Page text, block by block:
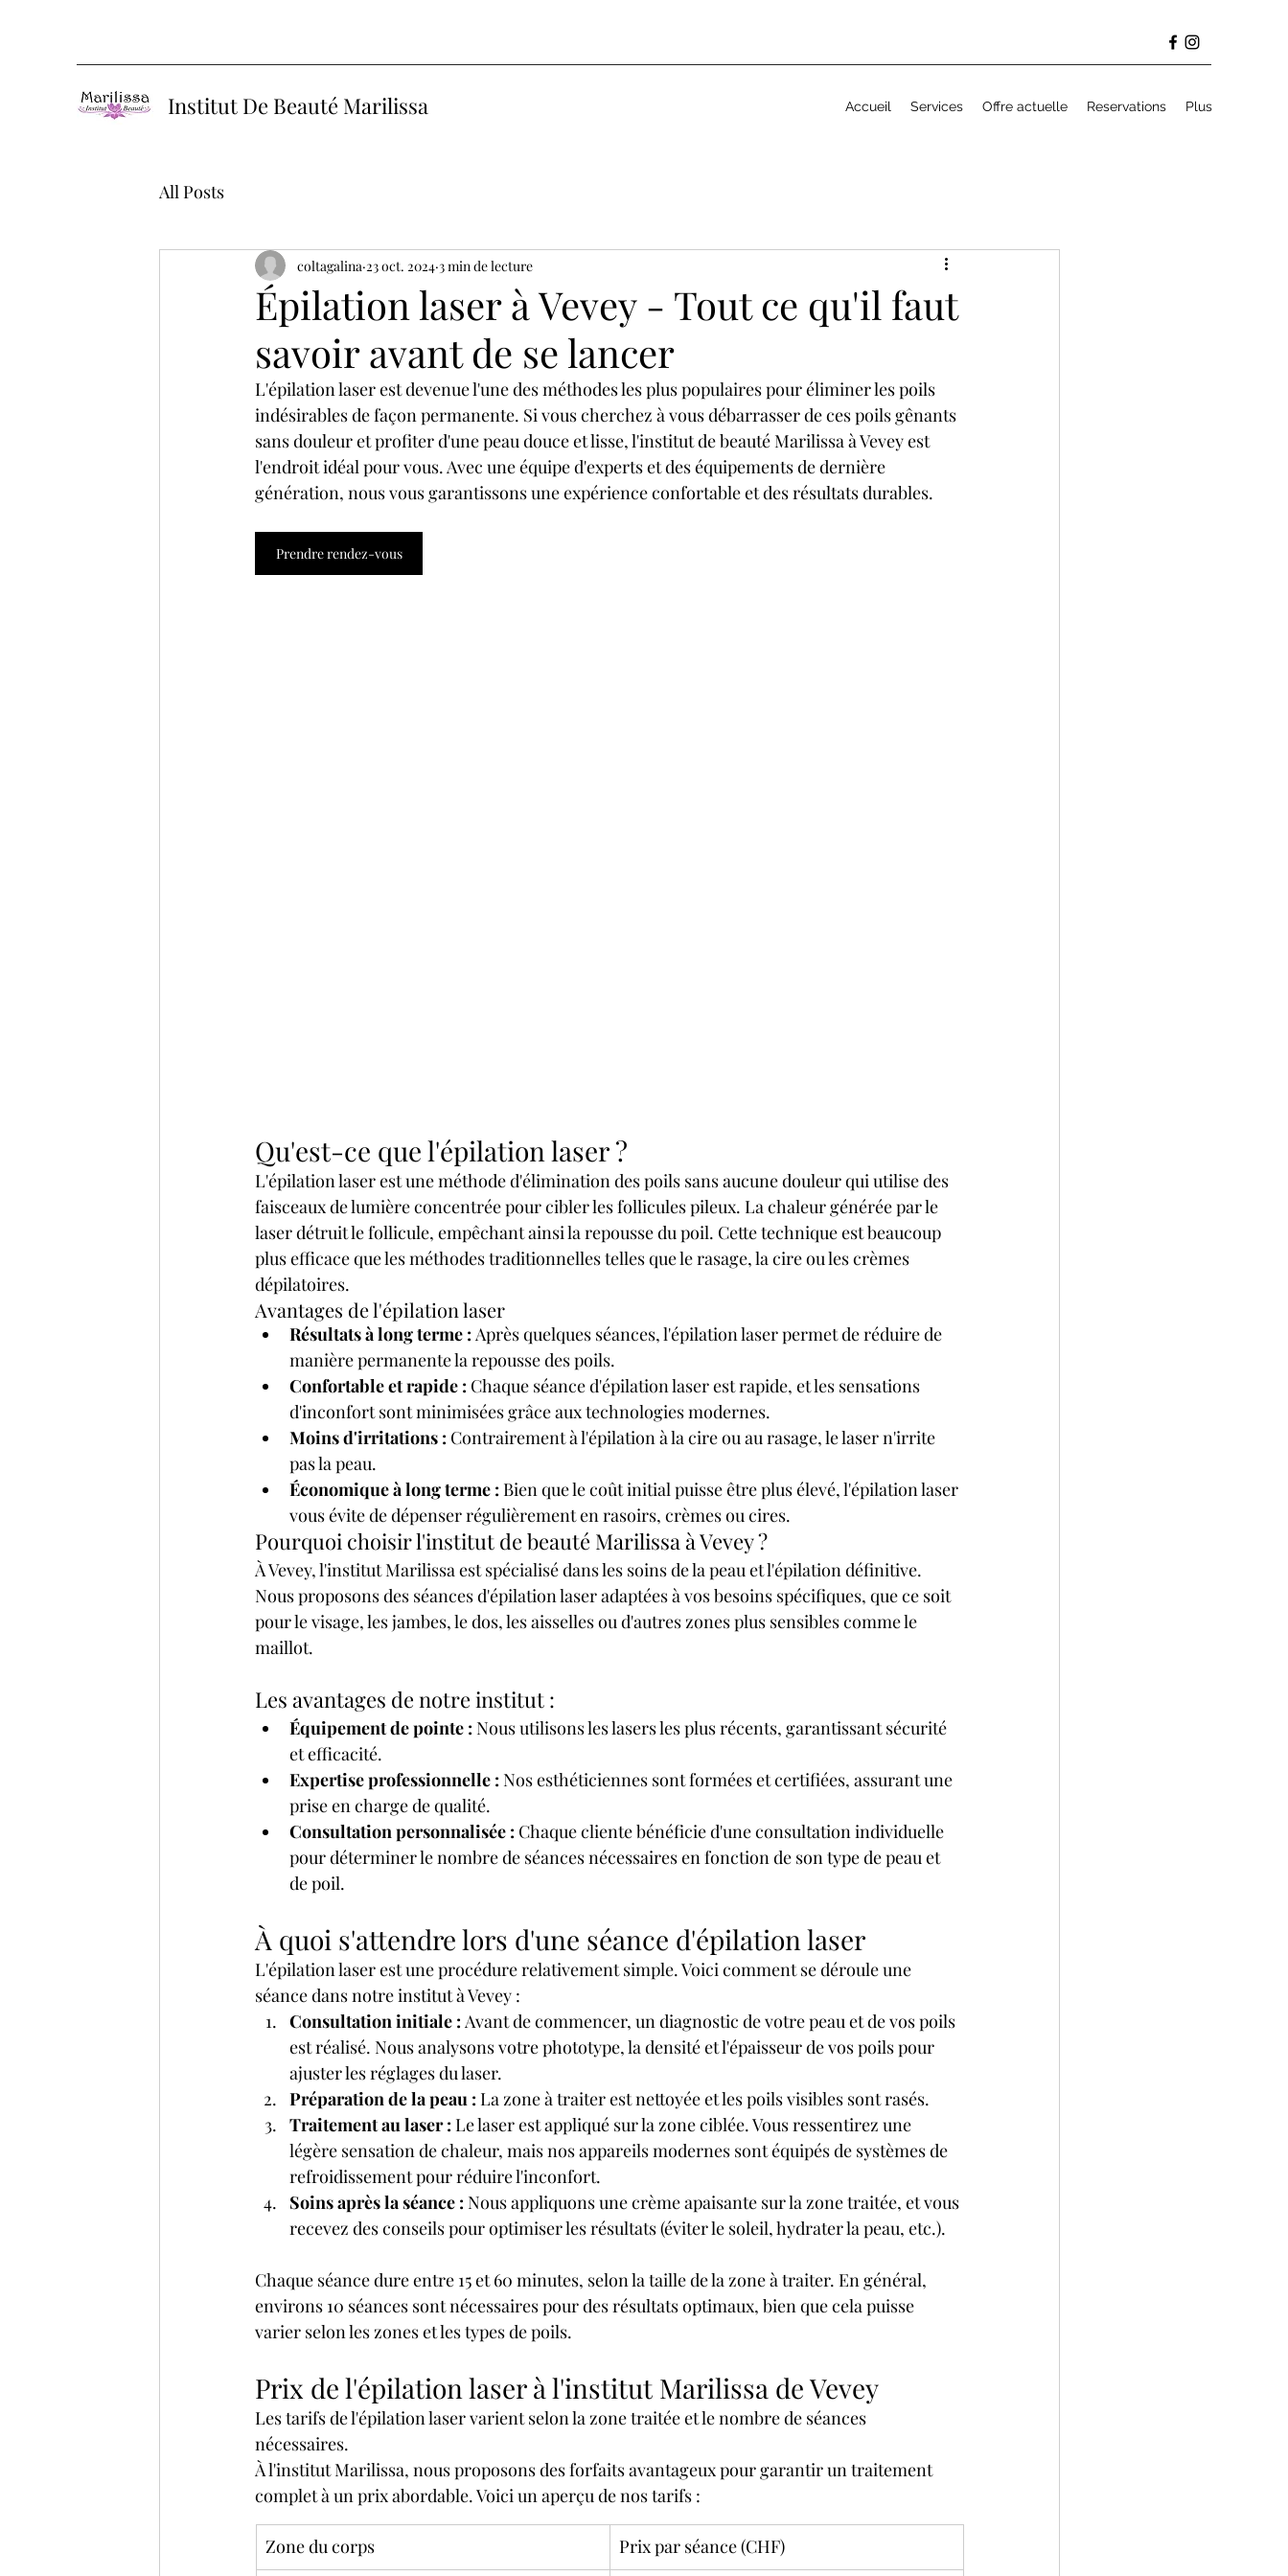
Institut De Beauté Marilissa Accueil Services Offre actuelle Reservations Plus
All Posts
Épilation laser à Vevey - Tout ce qu'il faut
savoir avant de se lancer
coltagalina 23 oct. 2024 3 min de lecture
L'épilation laser est devenue l'une des méthodes les plus populaires pour éliminer les poils
indésirables de façon permanente. Si vous cherchez à vous débarrasser de ces poils gênants
sans douleur et profiter d'une peau douce et lisse, l'institut de beauté Marilissa à Vevey est
l'endroit idéal pour vous. Avec une équipe d'experts et des équipements de dernière
génération, nous vous garantissons une expérience confortable et des résultats durables.
Prendre rendez-vous
Qu'est-ce que l'épilation laser ?
L'épilation laser est une méthode d'élimination des poils sans aucune douleur qui utilise des
faisceaux de lumière concentrée pour cibler les follicules pileux. La chaleur générée par le
laser détruit le follicule, empêchant ainsi la repousse du poil. Cette technique est beaucoup
plus efficace que les méthodes traditionnelles telles que le rasage, la cire ou les crèmes
dépilatoires.
Avantages de l'épilation laser
Résultats à long terme : Après quelques séances, l'épilation laser permet de réduire de
manière permanente la repousse des poils.
Confortable et rapide : Chaque séance d'épilation laser est rapide, et les sensations
d'inconfort sont minimisées grâce aux technologies modernes.
Moins d'irritations : Contrairement à l'épilation à la cire ou au rasage, le laser n'irrite
pas la peau.
Économique à long terme : Bien que le coût initial puisse être plus élevé, l'épilation laser
vous évite de dépenser régulièrement en rasoirs, crèmes ou cires.
Pourquoi choisir l'institut de beauté Marilissa à Vevey ?
À Vevey, l'institut Marilissa est spécialisé dans les soins de la peau et l'épilation définitive.
Nous proposons des séances d'épilation laser adaptées à vos besoins spécifiques, que ce soit
pour le visage, les jambes, le dos, les aisselles ou d'autres zones plus sensibles comme le
maillot.
Les avantages de notre institut :
Équipement de pointe : Nous utilisons les lasers les plus récents, garantissant sécurité
et efficacité.
Expertise professionnelle : Nos esthéticiennes sont formées et certifiées, assurant une
prise en charge de qualité.
Consultation personnalisée : Chaque cliente bénéficie d'une consultation individuelle
pour déterminer le nombre de séances nécessaires en fonction de son type de peau et
de poil.
À quoi s'attendre lors d'une séance d'épilation laser
L'épilation laser est une procédure relativement simple. Voici comment se déroule une
séance dans notre institut à Vevey :
Consultation initiale : Avant de commencer, un diagnostic de votre peau et de vos poils
est réalisé. Nous analysons votre phototype, la densité et l'épaisseur de vos poils pour
ajuster les réglages du laser.
Préparation de la peau : La zone à traiter est nettoyée et les poils visibles sont rasés.
Traitement au laser : Le laser est appliqué sur la zone ciblée. Vous ressentirez une
légère sensation de chaleur, mais nos appareils modernes sont équipés de systèmes de
refroidissement pour réduire l'inconfort.
Soins après la séance : Nous appliquons une crème apaisante sur la zone traitée, et vous
recevez des conseils pour optimiser les résultats (éviter le soleil, hydrater la peau, etc.).
Chaque séance dure entre 15 et 60 minutes, selon la taille de la zone à traiter. En général,
environs 10 séances sont nécessaires pour des résultats optimaux, bien que cela puisse
varier selon les zones et les types de poils.
Prix de l'épilation laser à l'institut Marilissa de Vevey
Les tarifs de l'épilation laser varient selon la zone traitée et le nombre de séances
nécessaires.
À l'institut Marilissa, nous proposons des forfaits avantageux pour garantir un traitement
complet à un prix abordable. Voici un aperçu de nos tarifs :
Zone du corps
Prix par séance (CHF)